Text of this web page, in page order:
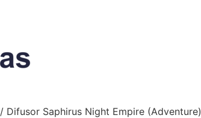
/ Difusor Saphirus Night Empire (Adventure)